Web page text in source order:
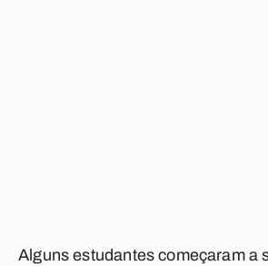
Alguns estudantes começaram a